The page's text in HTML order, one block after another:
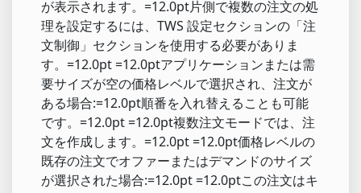
が表示されます。=12.0pt片側で複数の注文の処
理を設定するには、TWS 設定セクションの「注
文制御」セクションを使用する必要がありま
す。=12.0pt =12.0ptアプリケーションまたは需
要サイズが空の価格レベルで選択され、注文が
ある場合:=12.0pt順番を入れ替えることも可能
です。=12.0pt =12.0pt複数注文モードでは、注
文を作成します。=12.0pt =12.0pt価格レベルの
既存の注文でオファーまたはデマンドのサイズ
が選択された場合:=12.0pt =12.0ptこの注文はキ